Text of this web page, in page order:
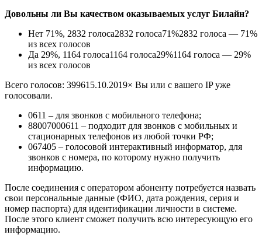
Довольны ли Вы качеством оказываемых услуг Билайн?
Нет 71%, 2832 голоса2832 голоса71%2832 голоса — 71%
из всех голосов
Да 29%, 1164 голоса1164 голоса29%1164 голоса — 29%
из всех голосов
Всего голосов: 399615.10.2019× Вы или с вашего IP уже
голосовали.
0611 – для звонков с мобильного телефона;
88007000611 – подходит для звонков с мобильных и
стационарных телефонов из любой точки РФ;
067405 – голосовой интерактивный информатор, для
звонков с номера, по которому нужно получить
информацию.
После соединения с оператором абоненту потребуется назвать
свои персональные данные (ФИО, дата рождения, серия и
номер паспорта) для идентификации личности в системе.
После этого клиент сможет получить всю интересующую его
информацию.